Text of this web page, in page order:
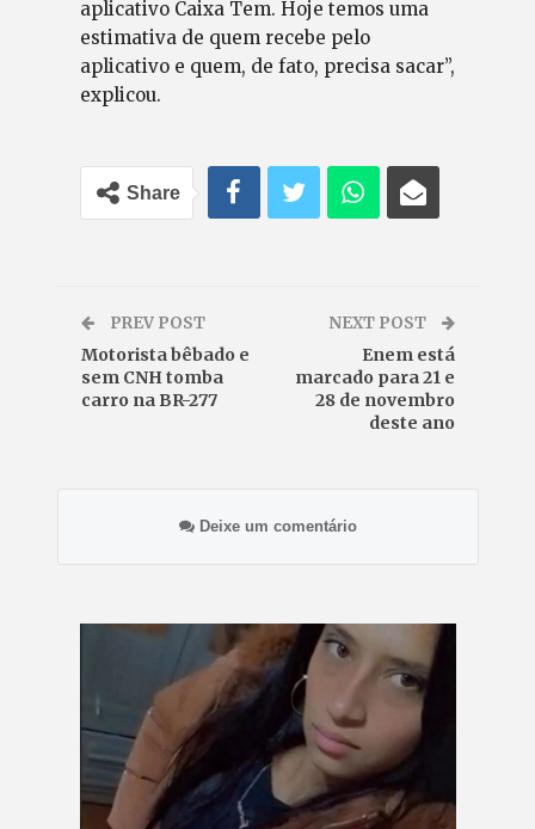
aplicativo Caixa Tem. Hoje temos uma
estimativa de quem recebe pelo
aplicativo e quem, de fato, precisa sacar”,
explicou.
Share
PREV POST
Motorista bêbado e
sem CNH tomba
carro na BR-277
NEXT POST
Enem está
marcado para 21 e
28 de novembro
deste ano
Deixe um comentário